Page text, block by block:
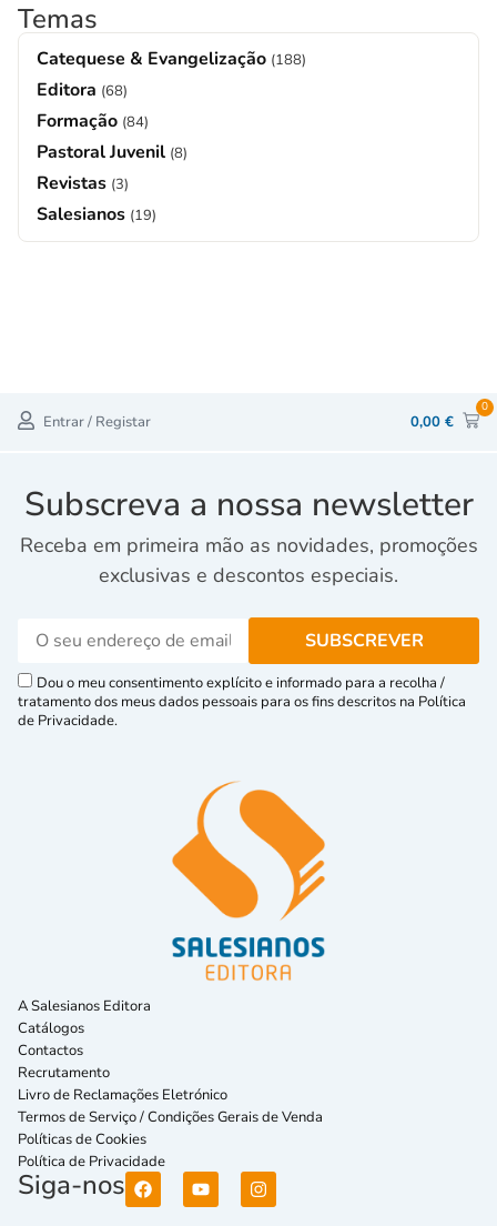
Temas
Catequese & Evangelização (188)
Editora (68)
Formação (84)
Pastoral Juvenil (8)
Revistas (3)
Salesianos (19)
Entrar / Registar 0,00 €
0
Subscreva a nossa newsletter
Receba em primeira mão as novidades, promoções
exclusivas e descontos especiais.
Dou o meu consentimento explícito e informado para a recolha /
tratamento dos meus dados pessoais para os fins descritos na Política
de Privacidade.
A Salesianos Editora
Catálogos
Contactos
Recrutamento
Livro de Reclamações Eletrónico
Termos de Serviço / Condições Gerais de Venda
Políticas de Cookies
Política de Privacidade
Siga-nos